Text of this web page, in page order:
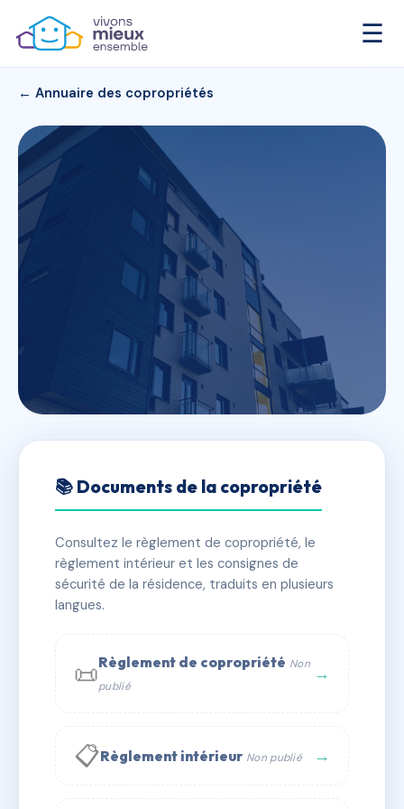
☰
← Annuaire des copropriétés
SDC LE RELAIS FLEURY
✓ Immatriculée 🏠 8 lots 🏗 2 bâtiment(s)
📞 Contacter Syndic Digital
📚 Documents de la copropriété
Consultez le règlement de copropriété, le
règlement intérieur et les consignes de
sécurité de la résidence, traduits en plusieurs
langues.
📜Règlement de copropriété Non
publié
→
📋Règlement intérieur Non publié →